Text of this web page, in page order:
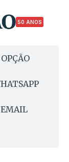
50 ANOS
EMAIL